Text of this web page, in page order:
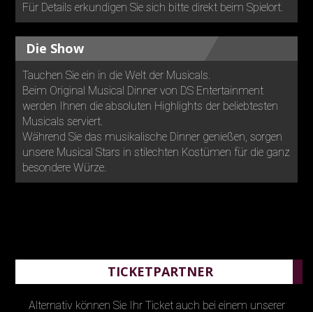
Für Details erkundigen Sie sich bitte direkt beim Spielort.
Die Show
Tauchen Sie ein in die Welt der Musicals.
Beim Original Musical Dinner von DS Entertainment
werden Ihnen die absoluten Highlights der beliebtesten
Musicals serviert.
Während Sie das musikalische Dinner genießen, sorgen
unsere Musical Stars in stilechten Kostümen für die ganz
besondere Würze.
TICKETPARTNER
Alternativ können Sie Ihr Ticket auch bei einem unserer